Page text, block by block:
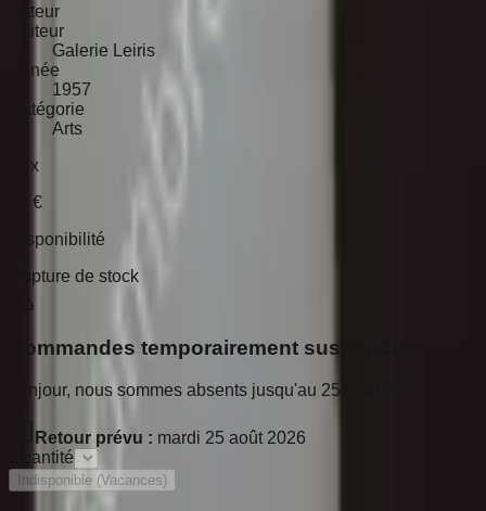
Auteur
Éditeur
Galerie Leiris
Année
1957
Catégorie
Arts
Prix
€
Disponibilité
Rupture de stock
Commandes temporairement suspendues
bonjour, nous sommes absents jusqu'au 25 août 2026.
Retour prévu : mardi 25 août 2026
Quantité
Indisponible (Vacances)